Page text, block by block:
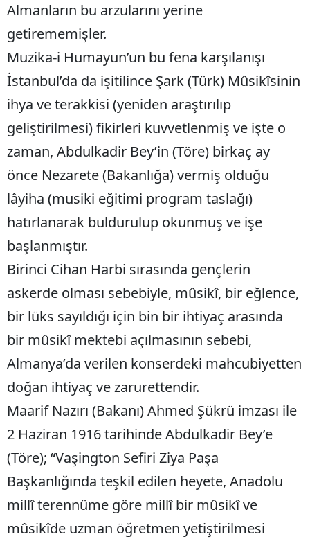
Erzurum
Gaziantep
Giresun
Gümüşhane
Hakkari
Hatay
Isparta
Mersin
İstanbul
İzmir
Kastamonu
Kayseri
Kırklareli
Kırşehir
Kocaeli
Almanların bu arzularını yerine
getirememişler.
Muzika-i Humayun’un bu fena karşılanışı
İstanbul’da da işitilince Şark (Türk) Mûsikîsinin
ihya ve terakkisi (yeniden araştırılıp
geliştirilmesi) fikirleri kuvvetlenmiş ve işte o
zaman, Abdulkadir Bey’in (Töre) birkaç ay
önce Nezarete (Bakanlığa) vermiş olduğu
lâyiha (musiki eğitimi program taslağı)
hatırlanarak buldurulup okunmuş ve işe
başlanmıştır.
Birinci Cihan Harbi sırasında gençlerin
askerde olması sebebiyle, mûsikî, bir eğlence,
bir lüks sayıldığı için bin bir ihtiyaç arasında
bir mûsikî mektebi açılmasının sebebi,
Almanya’da verilen konserdeki mahcubiyetten
doğan ihtiyaç ve zarurettendir.
Maarif Nazırı (Bakanı) Ahmed Şükrü imzası ile
2 Haziran 1916 tarihinde Abdulkadir Bey’e
(Töre); “Vaşington Sefiri Ziya Paşa
Başkanlığında teşkil edilen heyete, Anadolu
millî terennüme göre millî bir mûsikî ve
mûsikîde uzman öğretmen yetiştirilmesi